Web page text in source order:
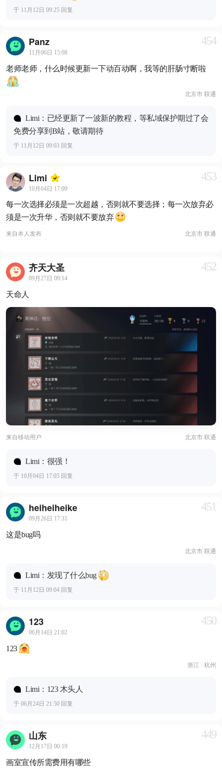
于 11月12日 09:25 回复
Panz
11月06日 15:08
454
老师老师，什么时候更新一下动百动啊，我等的肝肠寸断啦
北京市 联通
Limi：已经更新了一波新的教程，等私域保护期过了会
免费分享到B站，敬请期待
于 11月12日 09:03 回复
Limi
10月04日 17:09
453
每一次选择必须是一次超越，否则就不要选择；每一次放弃必
须是一次升华，否则就不要放弃
来自本人发布 北京市 联通
齐天大圣
09月27日 09:14
452
天命人
来自移动用户 北京市 联通
Limi：很强！
于 10月04日 17:05 回复
heiheiheike
09月26日 17:31
451
这是bug吗
北京市 联通
Limi：发现了什么bug
于 11月12日 09:04 回复
123
06月14日 21:02
450
123
浙江 · 杭州
Limi：123 木头人
于 06月24日 21:50 回复
山东
12月17日 00:19
449
画室宣传所需费用有哪些